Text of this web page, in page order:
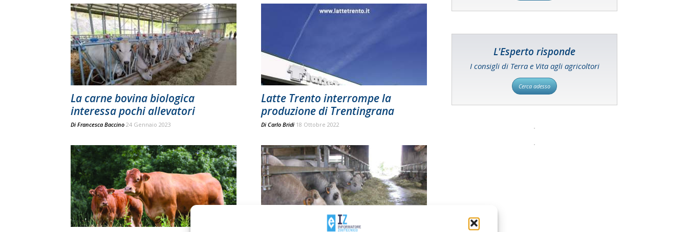
La carne bovina biologica
interessa pochi allevatori
Di Francesca Baccino 24 Gennaio 2023
Latte Trento interrompe la
produzione di Trentingrana
Di Carlo Bridi 18 Ottobre 2022
L'Esperto risponde
I consigli di Terra e Vita agli agricoltori
Cerca adesso